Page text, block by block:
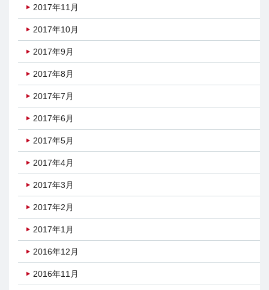
2017年11月
2017年10月
2017年9月
2017年8月
2017年7月
2017年6月
2017年5月
2017年4月
2017年3月
2017年2月
2017年1月
2016年12月
2016年11月